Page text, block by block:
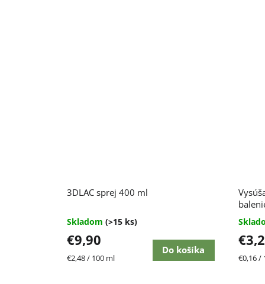
3DLAC sprej 400 ml
hodnotenie
4,7
z
hviezdičiek.
Skladom (>15 ks)
€9,90
Jednotková
€2,48 / 100 ml
Do košíka
€0,16 /